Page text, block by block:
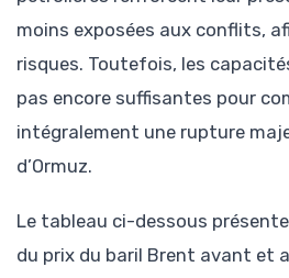
moins exposées aux conflits,
risques. Toutefois, les
pas encore suffisantes pour
intégralement une rupture
d’Ormuz.
Le tableau ci-dessous
du prix du baril Brent avant et